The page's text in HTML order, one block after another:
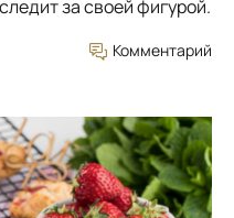
за своей фигурой.
Комментарий